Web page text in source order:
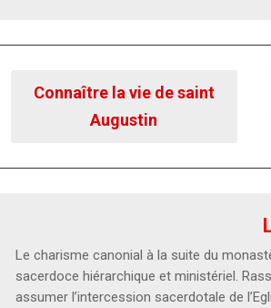
Connaître la vie de saint
Augustin
Le charisme canonial à la suite du
sacerdoce hiérarchique et ministériel.
assumer l’intercession sacerdotale de